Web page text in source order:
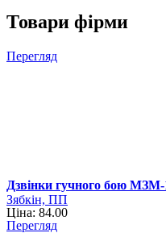
Товари фірми
Перегляд
Дзвінки гучного бою
Зябкін, ПП
Ціна: 84.00
Перегляд